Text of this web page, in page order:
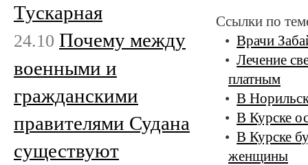
Ссылки по
Врачи
Лечение
платным
В
В Курске
В Курске
женщины
Тускарная
24.10 Почему между
военными и
гражданскими
правителями Судана
существуют